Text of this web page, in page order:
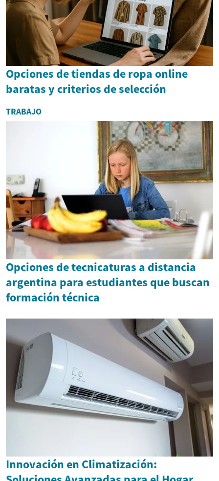
Opciones de tiendas de ropa online
baratas y criterios de selección
TRABAJO
Opciones de tecnicaturas a distancia
argentina para estudiantes que buscan
formación técnica
Innovación en Climatización: